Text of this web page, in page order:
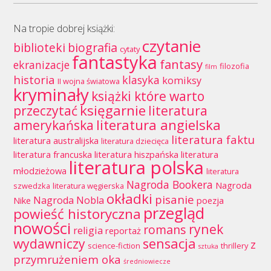
Na tropie dobrej książki:
biblioteki biografia cytaty czytanie
ekranizacje fantastykafantasy film filozofia
historia II wojna światowa klasyka komiksy
kryminały książki które warto
przeczytaćksięgarnie literatura
amerykańska literatura angielska
literatura australijska literatura dziecięca literatura faktu
literatura francuska literatura hiszpańska literatura
młodzieżowa literatura polska literatura
szwedzka literatura węgierska Nagroda Bookera Nagroda
Nike Nagroda Nobla okładki pisanie poezja
powieść historyczna przegląd
nowości religia reportaż romans rynek
wydawniczy science-fiction sensacja sztuka thrillery z
przymrużeniem oka średniowiecze